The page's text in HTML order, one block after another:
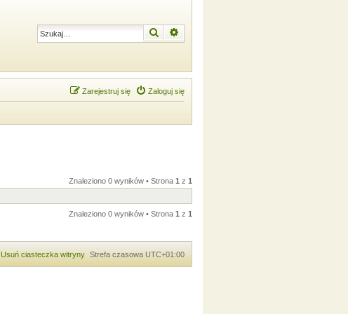
Szukaj
Zaloguj się
Zarejestruj się
Znaleziono 0 wyników • Strona 1 z 1
Znaleziono 0 wyników • Strona 1 z 1
Strefa czasowa UTC+01:00
Usuń ciasteczka witryny